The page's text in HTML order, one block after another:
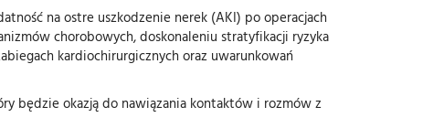
na ostre uszkodzenie nerek (AKI) po operacjach
chorobowych, doskonaleniu stratyfikacji ryzyka
kardiochirurgicznych oraz uwarunkowań
będzie okazją do nawiązania kontaktów i rozmów z